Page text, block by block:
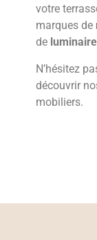
votre
marques de
de
N’hésitez
découvrir
mobiliers.